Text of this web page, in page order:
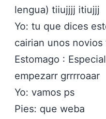
lengua) tiiujjjj itiujjj
Yo: tu que dices
cairian unos
Estomago :
empezarr grrrroaar
Yo: vamos ps
Pies: que weba